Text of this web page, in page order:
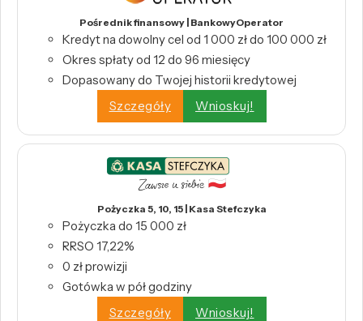
Pośrednik finansowy | BankowyOperator
Kredyt na dowolny cel od 1 000 zł do 100 000 zł
Okres spłaty od 12 do 96 miesięcy
Dopasowany do Twojej historii kredytowej
Szczegóły
Wnioskuj!
Pożyczka 5, 10, 15 | Kasa Stefczyka
Pożyczka do 15 000 zł
RRSO 17,22%
0 zł prowizji
Gotówka w pół godziny
Szczegóły
Wnioskuj!